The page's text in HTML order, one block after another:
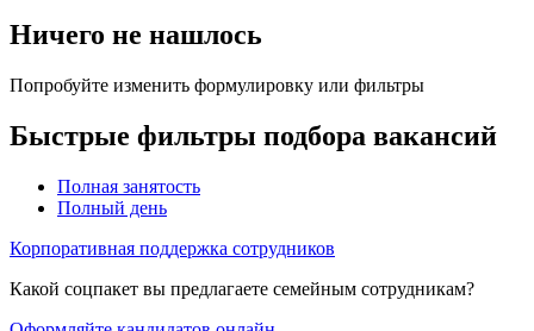
Ничего не нашлось
Попробуйте изменить формулировку или фильтры
Быстрые фильтры подбора вакансий
Полная занятость
Полный день
Корпоративная поддержка сотрудников
Какой соцпакет вы предлагаете семейным сотрудникам?